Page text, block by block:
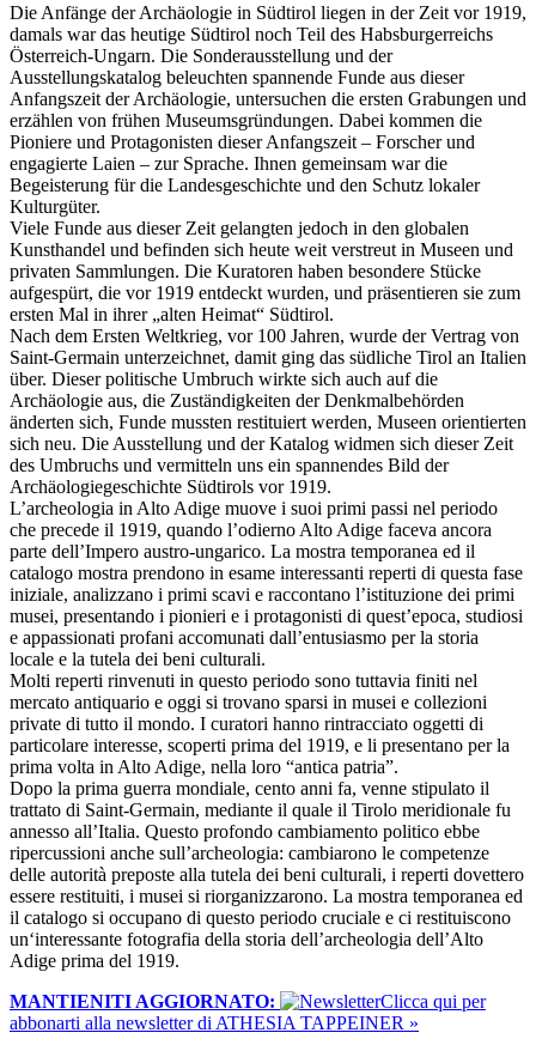
Die Anfänge der Archäologie in Südtirol liegen in der Zeit vor 1919,
damals war das heutige Südtirol noch Teil des Habsburgerreichs
Österreich-Ungarn. Die Sonderausstellung und der
Ausstellungskatalog beleuchten spannende Funde aus dieser
Anfangszeit der Archäologie, untersuchen die ersten Grabungen und
erzählen von frühen Museumsgründungen. Dabei kommen die
Pioniere und Protagonisten dieser Anfangszeit – Forscher und
engagierte Laien – zur Sprache. Ihnen gemeinsam war die
Begeisterung für die Landesgeschichte und den Schutz lokaler
Kulturgüter.
Viele Funde aus dieser Zeit gelangten jedoch in den globalen
Kunsthandel und befinden sich heute weit verstreut in Museen und
privaten Sammlungen. Die Kuratoren haben besondere Stücke
aufgespürt, die vor 1919 entdeckt wurden, und präsentieren sie zum
ersten Mal in ihrer „alten Heimat“ Südtirol.
Nach dem Ersten Weltkrieg, vor 100 Jahren, wurde der Vertrag von
Saint-Germain unterzeichnet, damit ging das südliche Tirol an Italien
über. Dieser politische Umbruch wirkte sich auch auf die
Archäologie aus, die Zuständigkeiten der Denkmalbehörden
änderten sich, Funde mussten restituiert werden, Museen orientierten
sich neu. Die Ausstellung und der Katalog widmen sich dieser Zeit
des Umbruchs und vermitteln uns ein spannendes Bild der
Archäologiegeschichte Südtirols vor 1919.
L’archeologia in Alto Adige muove i suoi primi passi nel periodo
che precede il 1919, quando l’odierno Alto Adige faceva ancora
parte dell’Impero austro-ungarico. La mostra temporanea ed il
catalogo mostra prendono in esame interessanti reperti di questa fase
iniziale, analizzano i primi scavi e raccontano l’istituzione dei primi
musei, presentando i pionieri e i protagonisti di quest’epoca, studiosi
e appassionati profani accomunati dall’entusiasmo per la storia
locale e la tutela dei beni culturali.
Molti reperti rinvenuti in questo periodo sono tuttavia finiti nel
mercato antiquario e oggi si trovano sparsi in musei e collezioni
private di tutto il mondo. I curatori hanno rintracciato oggetti di
particolare interesse, scoperti prima del 1919, e li presentano per la
prima volta in Alto Adige, nella loro “antica patria”.
Dopo la prima guerra mondiale, cento anni fa, venne stipulato il
trattato di Saint-Germain, mediante il quale il Tirolo meridionale fu
annesso all’Italia. Questo profondo cambiamento politico ebbe
ripercussioni anche sull’archeologia: cambiarono le competenze
delle autorità preposte alla tutela dei beni culturali, i reperti dovettero
essere restituiti, i musei si riorganizzarono. La mostra temporanea ed
il catalogo si occupano di questo periodo cruciale e ci restituiscono
un‘interessante fotografia della storia dell’archeologia dell’Alto
Adige prima del 1919.
MANTIENITI AGGIORNATO:
​Clicca qui per
abbonarti alla newsletter di ATHESIA TAPPEINER »